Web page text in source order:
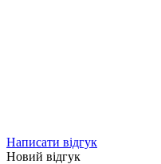
Написати відгук
Новий відгук